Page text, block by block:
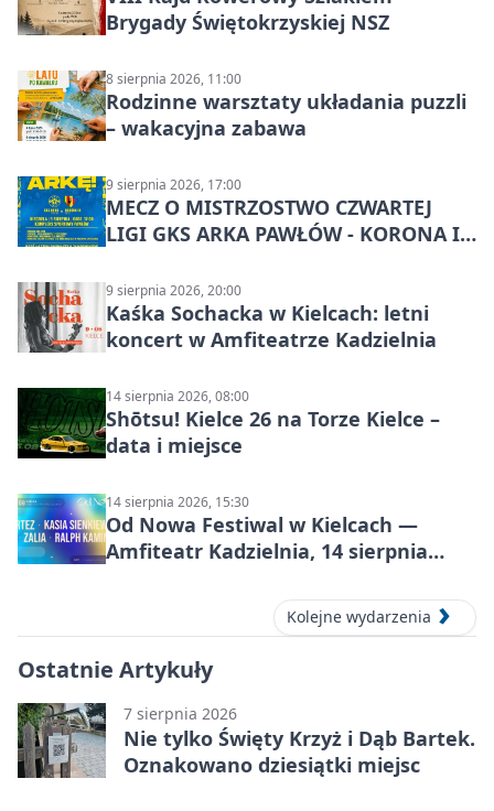
Brygady Świętokrzyskiej NSZ
8 sierpnia 2026, 11:00
Rodzinne warsztaty układania puzzli
– wakacyjna zabawa
9 sierpnia 2026, 17:00
MECZ O MISTRZOSTWO CZWARTEJ
LIGI GKS ARKA PAWŁÓW - KORONA III
9 sierpnia 2026, 20:00
Kaśka Sochacka w Kielcach: letni
koncert w Amfiteatrze Kadzielnia
14 sierpnia 2026, 08:00
Shōtsu! Kielce 26 na Torze Kielce –
data i miejsce
14 sierpnia 2026, 15:30
Od Nowa Festiwal w Kielcach —
Amfiteatr Kadzielnia, 14 sierpnia
Kolejne wydarzenia
Ostatnie Artykuły
7 sierpnia 2026
Nie tylko Święty Krzyż i Dąb Bartek.
Oznakowano dziesiątki miejsc